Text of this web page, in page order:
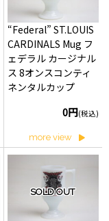
“Federal” ST.LOUIS
CARDINALS Mug フ
ェデラル カージナル
ス 8オンスコンティ
ネンタルカップ
0円(税込)
more view
SOLD OUT